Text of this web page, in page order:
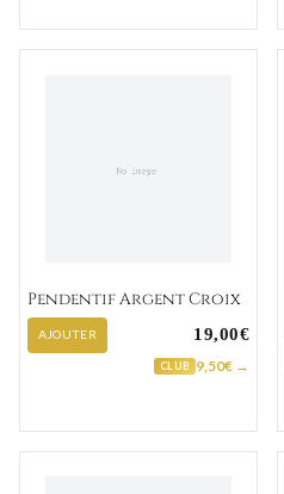
Pendentif Argent Croix
AJOUTER 19,00€
CLUB 9,50€ →